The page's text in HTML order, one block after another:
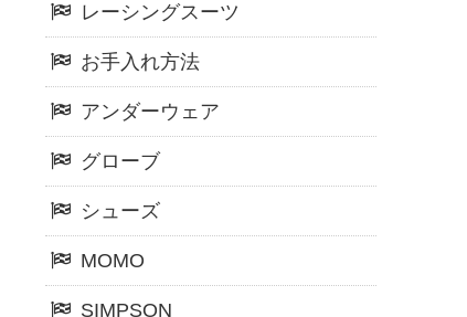
レーシングスーツ
お手入れ方法
アンダーウェア
グローブ
シューズ
MOMO
SIMPSON